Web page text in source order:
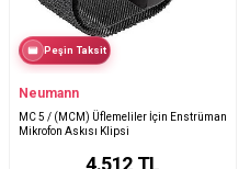
Peşin Taksit
Neumann
MC 5 / (MCM) Üflemeliler İçin Enstrüman
Mikrofon Askısı Klipsi
4.512 TL